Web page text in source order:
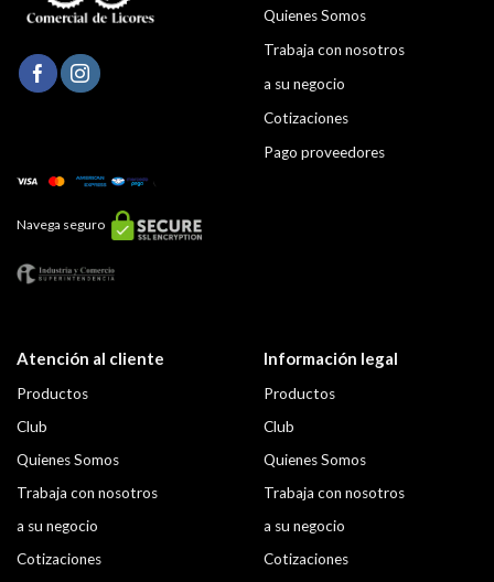
Navega seguro
Quienes Somos
Trabaja con nosotros
a su negocio
Cotizaciones
Pago proveedores
Atención al cliente
Productos
Club
Quienes Somos
Trabaja con nosotros
a su negocio
Cotizaciones
Información legal
Productos
Club
Quienes Somos
Trabaja con nosotros
a su negocio
Cotizaciones